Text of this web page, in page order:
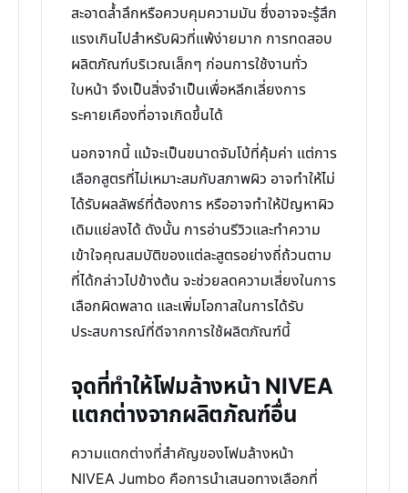
สะอาดล้ำลึกหรือควบคุมความมัน ซึ่งอาจจะรู้สึก
แรงเกินไปสำหรับผิวที่แพ้ง่ายมาก การทดสอบ
ผลิตภัณฑ์บริเวณเล็กๆ ก่อนการใช้งานทั่ว
ใบหน้า จึงเป็นสิ่งจำเป็นเพื่อหลีกเลี่ยงการ
ระคายเคืองที่อาจเกิดขึ้นได้
นอกจากนี้ แม้จะเป็นขนาดจัมโบ้ที่คุ้มค่า แต่การ
เลือกสูตรที่ไม่เหมาะสมกับสภาพผิว อาจทำให้ไม่
ได้รับผลลัพธ์ที่ต้องการ หรืออาจทำให้ปัญหาผิว
เดิมแย่ลงได้ ดังนั้น การอ่านรีวิวและทำความ
เข้าใจคุณสมบัติของแต่ละสูตรอย่างถี่ถ้วนตาม
ที่ได้กล่าวไปข้างต้น จะช่วยลดความเสี่ยงในการ
เลือกผิดพลาด และเพิ่มโอกาสในการได้รับ
ประสบการณ์ที่ดีจากการใช้ผลิตภัณฑ์นี้
จุดที่ทำให้โฟมล้างหน้า NIVEA
แตกต่างจากผลิตภัณฑ์อื่น
ความแตกต่างที่สำคัญของโฟมล้างหน้า
NIVEA Jumbo คือการนำเสนอทางเลือกที่